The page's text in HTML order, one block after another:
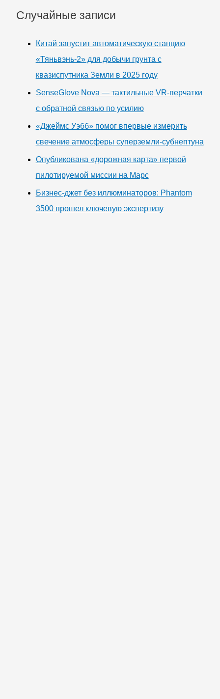
Случайные записи
Китай запустит автоматическую станцию
«Тяньвэнь-2» для добычи грунта с
квазиспутника Земли в 2025 году
SenseGlove Nova — тактильные VR-перчатки
с обратной связью по усилию
«Джеймс Уэбб» помог впервые измерить
свечение атмосферы суперземли-субнептуна
Опубликована «дорожная карта» первой
пилотируемой миссии на Марс
Бизнес-джет без иллюминаторов: Phantom
3500 прошел ключевую экспертизу